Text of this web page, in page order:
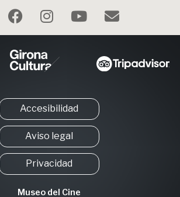
Accesibilidad
Aviso legal
Privacidad
Museo del Cine